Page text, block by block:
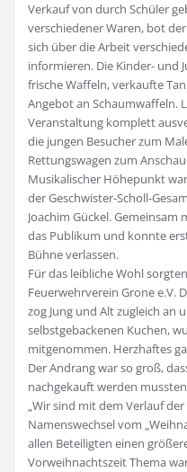
Verkauf von durch Schüler
verschiedener Waren, bot
sich über die Arbeit
informieren. Die Kinder- und
frische Waffeln, verkaufte
Angebot an Schaumwaffeln.
Veranstaltung komplett
die jungen Besucher zum
Rettungswagen zum
Musikalischer Höhepunkt
der Geschwister-Scholl-
Joachim Gückel.
das Publikum und konnte
Bühne verlassen.
Für das leibliche Wohl
Feuerwehrverein Grone e.V.
zog Jung und Alt zugleich an
selbstgebackenen Kuchen,
mitgenommen. Herzhaftes
Der Andrang war so groß,
nachgekauft werden
„Wir sind mit dem Verlauf
Namenswechsel vom
allen Beteiligten einen
Vorweihnachtszeit Thema